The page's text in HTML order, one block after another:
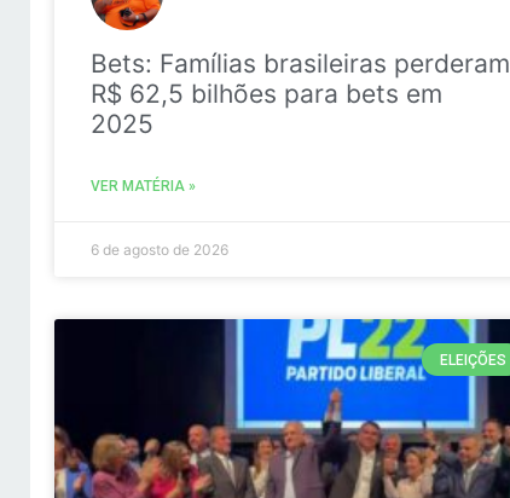
Bets: Famílias brasileiras perderam
R$ 62,5 bilhões para bets em
2025
VER MATÉRIA »
6 de agosto de 2026
ELEIÇÕES